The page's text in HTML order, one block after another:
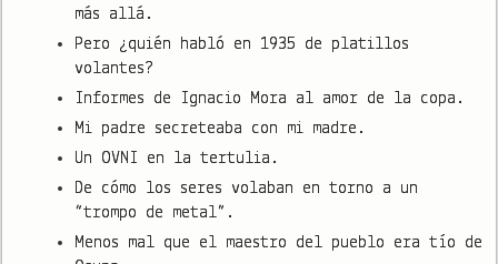
más allá.
Pero ¿quién habló en 1935 de platillos
volantes?
Informes de Ignacio Mora al amor de la copa.
Mi padre secreteaba con mi madre.
Un OVNI en la tertulia.
De cómo los seres volaban en torno a un
“trompo de metal”.
Menos mal que el maestro del pueblo era tío de